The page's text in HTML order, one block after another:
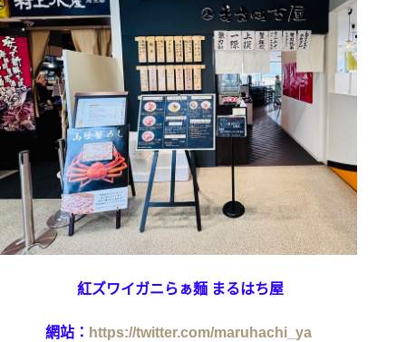
紅ズワイガニらぁ麺 まるはち屋
網站： https://twitter.com/maruhachi_ya